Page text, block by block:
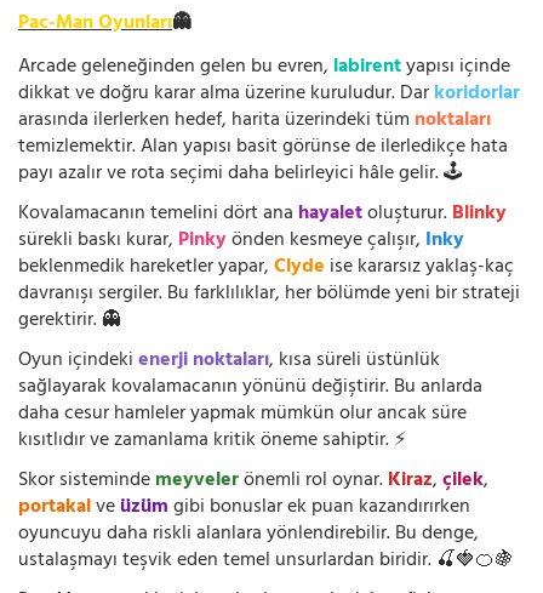
Pac-Man Oyunları👻
Arcade geleneğinden gelen bu evren, labirentyapısı içinde
dikkat ve doğru karar alma üzerine kuruludur. Darkoridorlar
arasında ilerlerken hedef, harita üzerindeki tüm noktaları
temizlemektir. Alan yapısı basit görünse de ilerledikçe hata
payı azalır ve rota seçimi daha belirleyici hâle gelir. 🕹️
Kovalamacanın temelini dört ana hayaletoluşturur.Blinky
sürekli baskı kurar, Pinkyönden kesmeye çalışır, Inky
beklenmedik hareketler yapar,Clyde ise kararsız yaklaş-kaç
davranışı sergiler. Bu farklılıklar, her bölümde yeni bir strateji
gerektirir. 👻
Oyun içindekienerji noktaları, kısa süreli üstünlük
sağlayarak kovalamacanın yönünü değiştirir. Bu anlarda
daha cesur hamleler yapmak mümkün olur ancak süre
kısıtlıdır ve zamanlama kritik öneme sahiptir. ⚡
Skor sistemindemeyvelerönemli rol oynar.Kiraz,çilek,
portakalveüzümgibi bonuslar ek puan kazandırırken
oyuncuyu daha riskli alanlara yönlendirebilir. Bu denge,
ustalaşmayı teşvik eden temel unsurlardan biridir. 🍒🍓🍊🍇